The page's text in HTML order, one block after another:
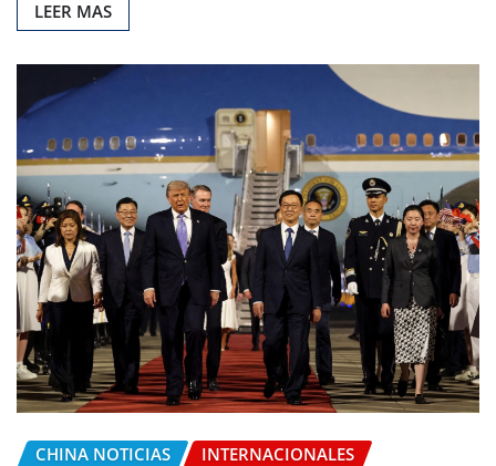
LEER MAS
CHINA NOTICIAS INTERNACIONALES